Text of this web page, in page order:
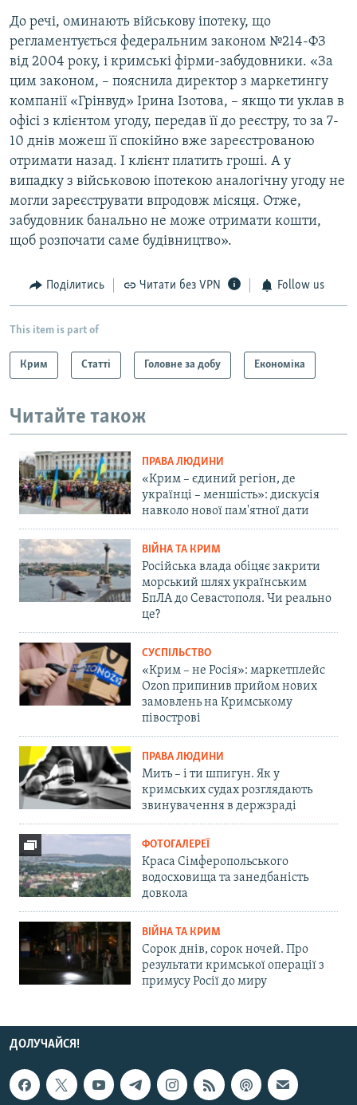
До речі, оминають військову іпотеку, що
регламентується федеральним законом №214-ФЗ
від 2004 року, і кримські фірми-забудовники. «За
цим законом, – пояснила директор з маркетингу
компанії «Грінвуд» Ірина Ізотова, – якщо ти уклав в
офісі з клієнтом угоду, передав її до реєстру, то за 7-
10 днів можеш її спокійно вже зареєстрованою
отримати назад. І клієнт платить гроші. А у
випадку з військовою іпотекою аналогічну угоду не
могли зареєструвати впродовж місяця. Отже,
забудовник банально не може отримати кошти,
щоб розпочати саме будівництво».
Поділитись Читати без VPN Follow us
This item is part of
Крим Статті Головне за добу Економіка
Читайте також
ПРАВА ЛЮДИНИ
«Крим – єдиний регіон, де
українці – меншість»: дискусія
навколо нової пам'ятної дати
ВІЙНА ТА КРИМ
Російська влада обіцяє закрити
морський шлях українським
БпЛА до Севастополя. Чи реально
це?
СУСПІЛЬСТВО
«Крим – не Росія»: маркетплейс
Ozon припинив прийом нових
замовлень на Кримському
півострові
ПРАВА ЛЮДИНИ
Мить – і ти шпигун. Як у
кримських судах розглядають
звинувачення в держзраді
ФОТОГАЛЕРЕЇ
Краса Сімферопольського
водосховища та занедбаність
довкола
ВІЙНА ТА КРИМ
Сорок днів, сорок ночей. Про
результати кримської операції з
примусу Росії до миру
ДОЛУЧАЙСЯ!